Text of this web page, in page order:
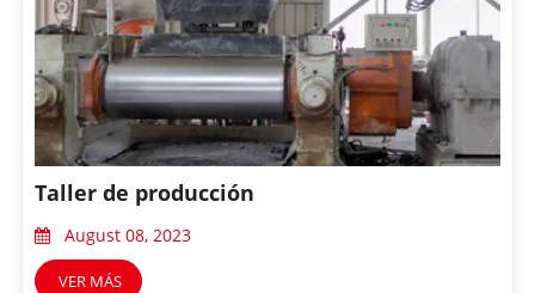
Taller de producción
August 08, 2023
VER MÁS